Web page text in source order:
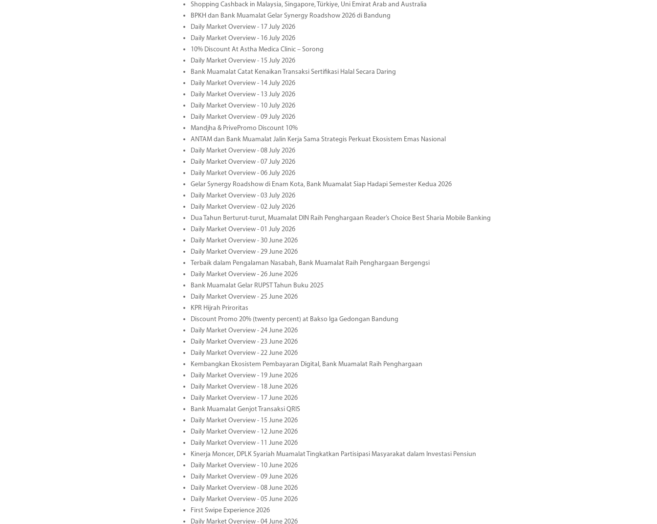
Shopping Cashback in Malaysia, Singapore, Türkiye, Uni Emirat Arab and Australia
BPKH dan Bank Muamalat Gelar Synergy Roadshow 2026 di Bandung
Daily Market Overview - 17 July 2026
Daily Market Overview - 16 July 2026
10% Discount At Astha Medica Clinic – Sorong
Daily Market Overview - 15 July 2026
Bank Muamalat Catat Kenaikan Transaksi Sertifikasi Halal Secara Daring
Daily Market Overview - 14 July 2026
Daily Market Overview - 13 July 2026
Daily Market Overview - 10 July 2026
Daily Market Overview - 09 July 2026
Mandjha & PrivePromo Discount 10%
ANTAM dan Bank Muamalat Jalin Kerja Sama Strategis Perkuat Ekosistem Emas Nasional
Daily Market Overview - 08 July 2026
Daily Market Overview - 07 July 2026
Daily Market Overview - 06 July 2026
Gelar Synergy Roadshow di Enam Kota, Bank Muamalat Siap Hadapi Semester Kedua 2026
Daily Market Overview - 03 July 2026
Daily Market Overview - 02 July 2026
Dua Tahun Berturut-turut, Muamalat DIN Raih Penghargaan Reader’s Choice Best Sharia Mobile Banking
Daily Market Overview - 01 July 2026
Daily Market Overview - 30 June 2026
Daily Market Overview - 29 June 2026
Terbaik dalam Pengalaman Nasabah, Bank Muamalat Raih Penghargaan Bergengsi
Daily Market Overview - 26 June 2026
Bank Muamalat Gelar RUPST Tahun Buku 2025
Daily Market Overview - 25 June 2026
KPR Hijrah Priroritas
Discount Promo 20% (twenty percent) at Bakso Iga Gedongan Bandung
Daily Market Overview - 24 June 2026
Daily Market Overview - 23 June 2026
Daily Market Overview - 22 June 2026
Kembangkan Ekosistem Pembayaran Digital, Bank Muamalat Raih Penghargaan
Daily Market Overview - 19 June 2026
Daily Market Overview - 18 June 2026
Daily Market Overview - 17 June 2026
Bank Muamalat Genjot Transaksi QRIS
Daily Market Overview - 15 June 2026
Daily Market Overview - 12 June 2026
Daily Market Overview - 11 June 2026
Kinerja Moncer, DPLK Syariah Muamalat Tingkatkan Partisipasi Masyarakat dalam Investasi Pensiun
Daily Market Overview - 10 June 2026
Daily Market Overview - 09 June 2026
Daily Market Overview - 08 June 2026
Daily Market Overview - 05 June 2026
First Swipe Experience 2026
Daily Market Overview - 04 June 2026